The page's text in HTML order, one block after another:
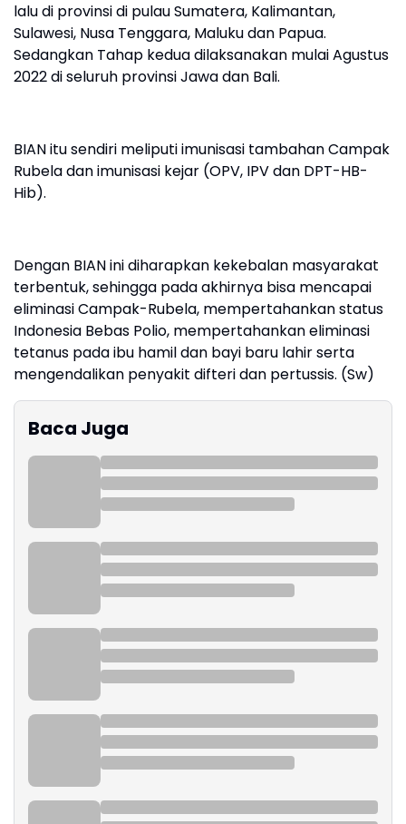
lalu di provinsi di pulau Sumatera, Kalimantan,
Sulawesi, Nusa Tenggara, Maluku dan Papua.
Sedangkan Tahap kedua dilaksanakan mulai Agustus
2022 di seluruh provinsi Jawa dan Bali.
BIAN itu sendiri meliputi imunisasi tambahan Campak
Rubela dan imunisasi kejar (OPV, IPV dan DPT-HB-
Hib).
Dengan BIAN ini diharapkan kekebalan masyarakat
terbentuk, sehingga pada akhirnya bisa mencapai
eliminasi Campak-Rubela, mempertahankan status
Indonesia Bebas Polio, mempertahankan eliminasi
tetanus pada ibu hamil dan bayi baru lahir serta
mengendalikan penyakit difteri dan pertussis. (Sw)
Baca Juga